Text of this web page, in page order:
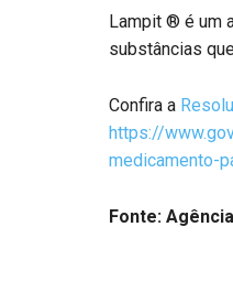
Lampit ® é um
substâncias
Confira a
https://
medicamento-
Fonte: